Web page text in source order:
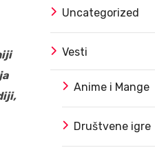
Uncategorized
Vesti
Anime i Mange
Društvene igre